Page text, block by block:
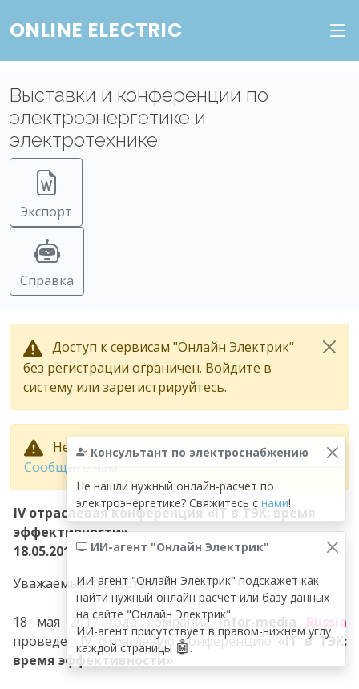
ONLINE ELECTRIC
Выставки и конференции по
электроэнергетике и
электротехнике
Экспорт
Справка
Доступ к сервисам "Онлайн Электрик"
без регистрации ограничен. Войдите в
систему или зарегистрируйтесь.
Консультант по электроснабжению
Не нашли нужный онлайн-расчет по
электроэнергетике? Свяжитесь с нами!
ИИ-агент "Онлайн Электрик"
ИИ-агент "Онлайн Электрик" подскажет как
найти нужный онлайн расчет или базу данных
на сайте "Онлайн Электрик".
ИИ-агент присутствует в правом-нижнем углу
каждой страницы 🤖.
Не нашли в списке свое мероприятие?
Сообщите нам
IV отраслевая конференция «IT в ТЭК: время
эффективности»
18.05.2017
Уважаемые эксперты!
18 мая 2017 года компанияinfor-media
Russia
проведет IV отраслевую конференцию«IT в ТЭК:
время эффективности».